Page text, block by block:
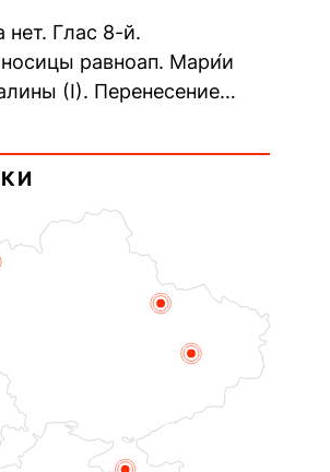
(284–305). прав.
Фео́дора...
нет. Глас 8-й.
равноап. Мари́и
(I). Перенесение
(403–404). Прп.